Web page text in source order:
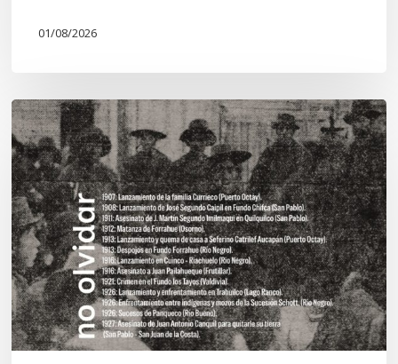
01/08/2026
Chawrakawin:
Palimpsesto
explora
a
través
del
arte
las
tensiones